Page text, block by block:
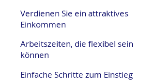
Verdienen Sie ein attraktives
Einkommen
Arbeitszeiten, die flexibel sein
können
Einfache Schritte zum Einstieg